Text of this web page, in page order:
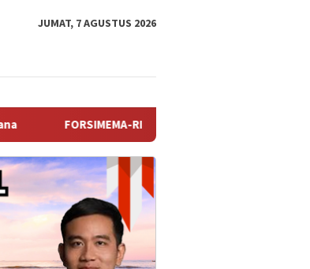
JUMAT, 7 AGUSTUS 2026
RI Soroti Sikap Pasif Aparatur Peradilan Terhadap